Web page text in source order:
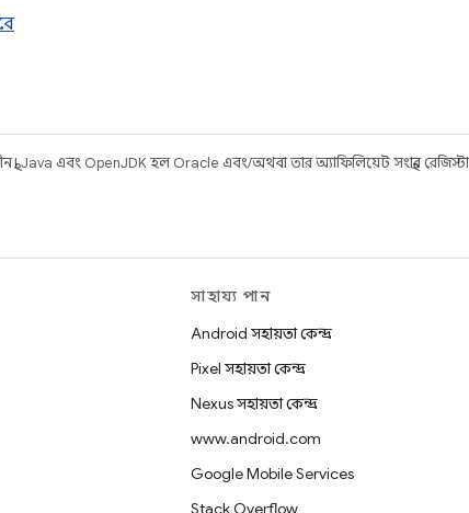
Java এবং OpenJDK হল Oracle এবং/অথবা তার অ্যাফিলিয়েট সংস্থার
সাহায্য পান
Android সহায়তা কেন্দ্র
Pixel সহায়তা কেন্দ্র
Nexus সহায়তা কেন্দ্র
www.android.com
Google Mobile Services
Stack Overflow